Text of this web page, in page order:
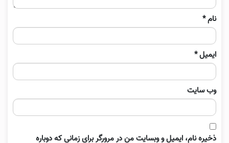
نام*
ایمیل*
وب‌ سایت
ذخیره نام، ایمیل و وبسایت من در مرورگر برای زمانی که دوباره